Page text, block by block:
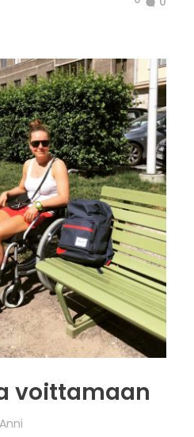
voittamaan
Anni